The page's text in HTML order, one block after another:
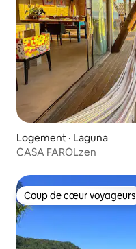
Logement · Laguna
CASA FAROLzen
Coup de cœur voyageurs
Coup de cœur voyageurs